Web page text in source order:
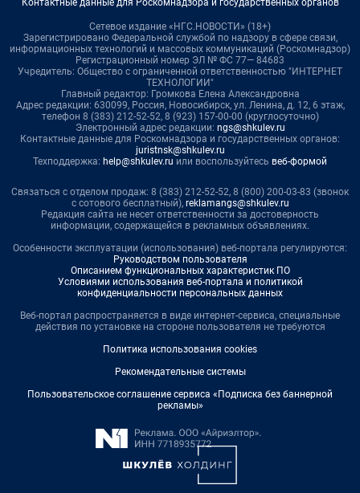
Контактные данные для Роскомнадзора и государственных органов
Сетевое издание «НГС.НОВОСТИ» (18+)
Зарегистрировано Федеральной службой по надзору в сфере связи,
информационных технологий и массовых коммуникаций (Роскомнадзор)
Регистрационный номер ЭЛ № ФС 77— 84683
Учредитель: Общество с ограниченной ответственностью "ИНТЕРНЕТ
ТЕХНОЛОГИИ"
Главный редактор: Громкова Елена Александровна
Адрес редакции: 630099, Россия, Новосибирск, ул. Ленина, д. 12, 6 этаж,
телефон 8 (383) 212-52-52, 8 (923) 157-00-00 (круглосуточно)
Электронный адрес редакции: ngs@shkulev.ru
Контактные данные для Роскомнадзора и государственных органов:
juristnsk@shkulev.ru
Техподдержка: help@shkulev.ru или воспользуйтесь веб-формой
Связаться с отделом продаж: 8 (383) 212-52-52, 8 (800) 200-03-83 (звонок
с сотового бесплатный), reklamangs@shkulev.ru
Редакция сайта не несет ответственности за достоверность
информации, содержащейся в рекламных объявлениях.
Особенности эксплуатации (использования) веб-портала регулируются:
Руководством пользователя
Описанием функциональных характеристик ПО
Условиями использования веб-портала и политикой
конфиденциальности персональных данных
Веб-портал распространяется в виде интернет-сервиса, специальные
действия по установке на стороне пользователя не требуются
Политика использования cookies
Рекомендательные системы
Пользовательское соглашение сервиса «Подписка без баннерной
рекламы»